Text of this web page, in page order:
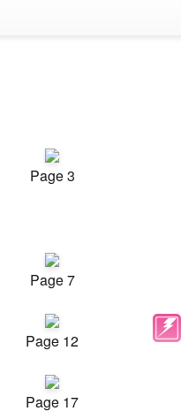
Page 3
Page 7
Page 12
Page 17